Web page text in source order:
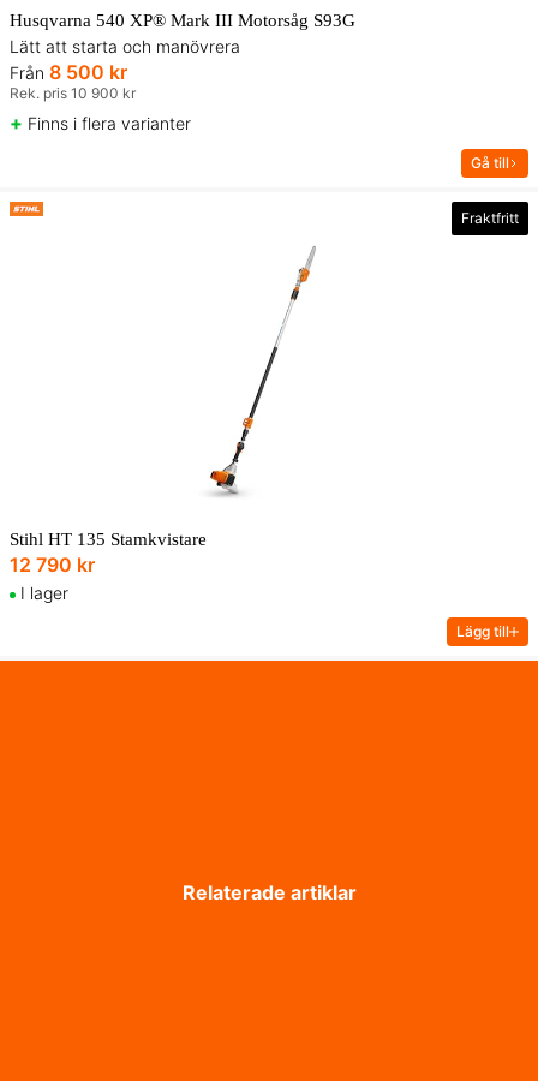
Husqvarna 540 XP® Mark III Motorsåg S93G
Lätt att starta och manövrera
Från 8 500 kr
Rek. pris 10 900 kr
+ Finns i flera varianter
Gå till
Fraktfritt
Stihl HT 135 Stamkvistare
12 790 kr
I lager
Lägg till
Relaterade artiklar